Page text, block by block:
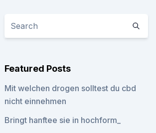
Featured Posts
Mit welchen drogen solltest du cbd
nicht einnehmen
Bringt hanftee sie in hochform_